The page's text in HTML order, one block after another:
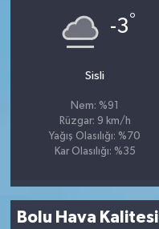
-3°
Sisli
Nem: %91
Rüzgar: 9 km/h
Yağış Olasılığı: %70
Kar Olasılığı: %35
Bolu Hava Kalitesi